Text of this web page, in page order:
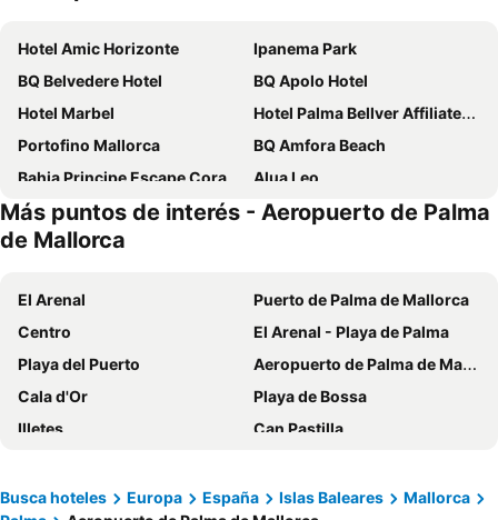
Hotel Amic Horizonte
Ipanema Park
BQ Belvedere Hotel
BQ Apolo Hotel
Hotel Marbel
Hotel Palma Bellver Affiliated by Meliá
Portofino Mallorca
BQ Amfora Beach
Bahia Principe Escape Coral Playa +16
Alua Leo
Meliá Palma Bay
Catalonia Majórica
Hotel Sant Jordi
Seramar Luna Park Adults Only
Hotel Torre Azul & Spa - Adults Only
Hotel Costa Azul
BQ Augusta Hotel
Metropolitan Playa
Hotel Palladium
Belle Zurbarán Palma Hotel
Hotel Don Pepe - Adults Only
ILUNION Palmanova Mallorca
Hotel Best Delta
Exe Portals Nous
Leonardo Boutique Hotel Mallorca Port Portals
Más puntos de interés - Aeropuerto de Palma
de Mallorca
El Arenal
Puerto de Palma de Mallorca
Centro
El Arenal - Playa de Palma
Playa del Puerto
Aeropuerto de Palma de Mallorca
Cala d'Or
Playa de Bossa
Illetes
Can Pastilla
Playa de Puerto Soller
Playa de Can Picafort
Busca hoteles Europa España Islas Baleares
Mallorca